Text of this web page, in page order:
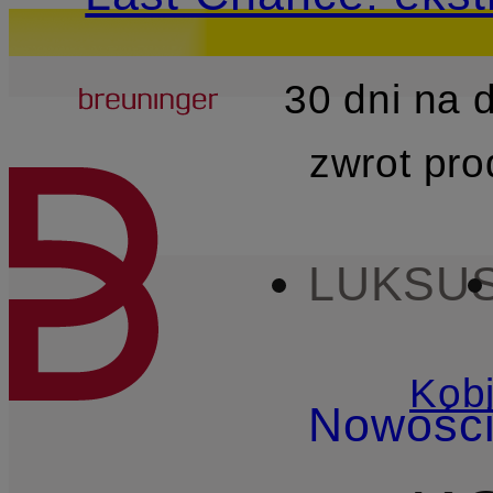
PRZEJDŹ DO GŁÓWNEJ
Breuninger
30 dni na
zwrot